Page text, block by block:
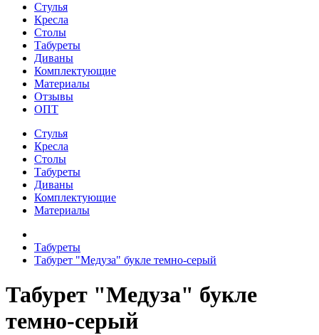
Стулья
Кресла
Столы
Табуреты
Диваны
Комплектующие
Материалы
Отзывы
ОПТ
Стулья
Кресла
Столы
Табуреты
Диваны
Комплектующие
Материалы
Табуреты
Табурет "Медуза" букле темно-серый
Табурет "Медуза" букле
темно-серый